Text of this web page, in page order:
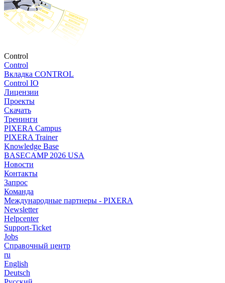
Control
Control
Вкладка CONTROL
Control IO
Лицензии
Проекты
Скачать
Тренинги
PIXERA Campus
PIXERA Trainer
Knowledge Base
BASECAMP 2026 USA
Новости
Контакты
Запрос
Команда
Международные партнеры - PIXERA
Newsletter
Helpcenter
Support-Ticket
Jobs
Справочный центр
ru
English
Deutsch